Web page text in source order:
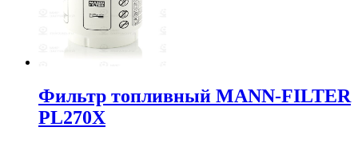
Фильтр топливный MANN-FILTER
PL270X